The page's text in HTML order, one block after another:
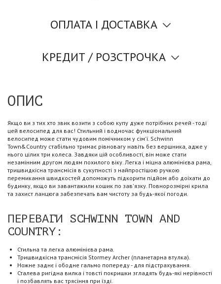
ОПЛАТА І ДОСТАВКА
КРЕДИТ / РОЗСТРОЧКА
ОПИС
Якщо ви з тих хто звик возити з собою купу дуже потрібних речей - тоді
цей велосипед для вас! Стильний і водночас функціональний
велосипед може стати чудовим помічником у сім'ї. Schwinn
Town&Country стабільно тримає рівновагу навіть без вершника, адже у
нього цілих три колеса. Завдяки цій особливості, він може стати
незамінним другом людям похилого віку. Легка і міцна алюмінієва рама,
тришвидкісна трансмісія в сукупності з найпростішою ручкою
перемикання швидкостей допоможуть підкорити підйом або доїхати до
будинку, якщо ви завантажили кошик по зав'язку. Повнорозмірні крила
та захист ланцюга забезпечать вам чистоту за будь-якої погоди.
ПЕРЕВАГИ SCHWINN TOWN AND
COUNTRY:
Стильна та легка алюмінієва рама.
Тришвидкісна трансмісія Stormey Archer (планетарна втулка).
Ножне заднє і ободне гальмо попереду - для підстрахування.
Сталева ригідна вилка і товсті покришки згладять будь-які нерівності
і позбавлять вас трясіння при їзді.